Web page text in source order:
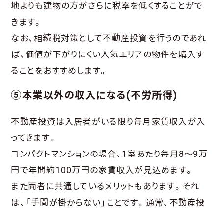
地よりも建物の方がさらに税率を低くすることがで
きます。
なお、相続税対策として不動産投資を行うのであれ
ば、価値が下がりにくい人気エリアの物件を購入す
ることをおすすめします。
⑤本業以外の収入になる(不労所得)
不動産投資は入居者がいる限り毎月家賃収入が入
ってきます。
コンパクトマンションの場合、1室あたり毎月8～9万
円で年間約100万円の家賃収入が見込めます。
また両者に共通しているメリットもあります。それ
は、「手間が掛からない」ことです。通常、不動産投